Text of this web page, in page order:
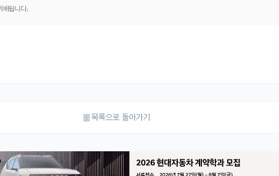
배됩니다.
목록으로 돌아가기